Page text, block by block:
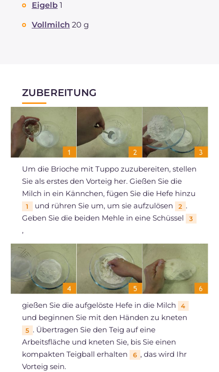
Eigelb 1
Vollmilch 20 g
ZUBEREITUNG
Um die Brioche mit Tuppo zuzubereiten, stellen
Sie als erstes den Vorteig her. Gießen Sie die
Milch in ein Kännchen, fügen Sie die Hefe hinzu
1 und rühren Sie um, um sie aufzulösen 2 .
Geben Sie die beiden Mehle in eine Schüssel
3
,
gießen Sie die aufgelöste Hefe in die Milch 4
und beginnen Sie mit den Händen zu kneten
5 . Übertragen Sie den Teig auf eine
Arbeitsfläche und kneten Sie, bis Sie einen
kompakten Teigball erhalten
6 , das wird Ihr
Vorteig sein.